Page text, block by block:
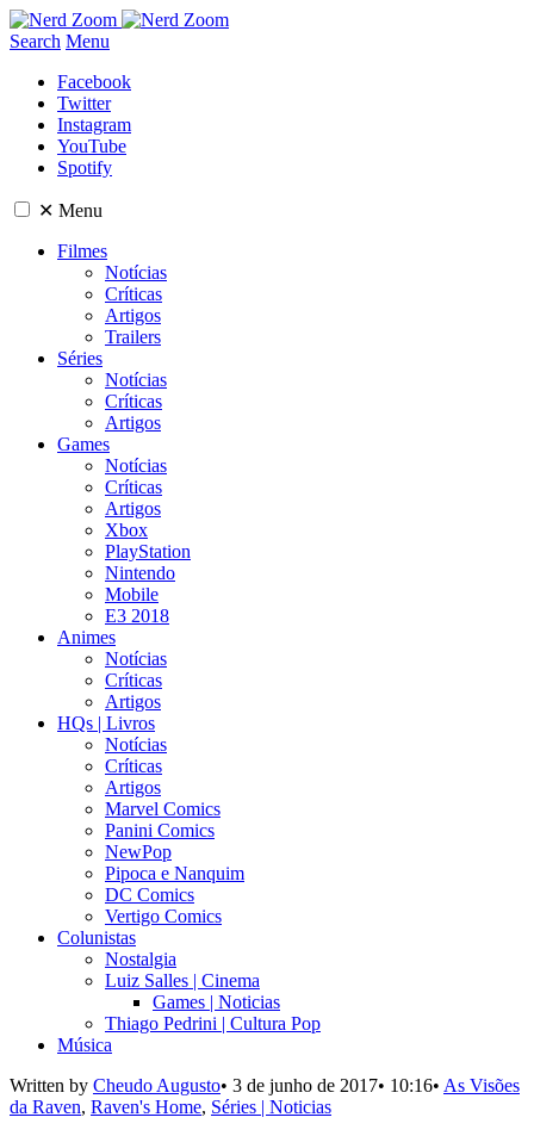
Search Menu
Facebook
Twitter
Instagram
YouTube
Spotify
✕ Menu
Filmes
Notícias
Críticas
Artigos
Trailers
Séries
Notícias
Críticas
Artigos
Games
Notícias
Críticas
Artigos
Xbox
PlayStation
Nintendo
Mobile
E3 2018
Animes
Notícias
Críticas
Artigos
HQs | Livros
Notícias
Críticas
Artigos
Marvel Comics
Panini Comics
NewPop
Pipoca e Nanquim
DC Comics
Vertigo Comics
Colunistas
Nostalgia
Luiz Salles | Cinema
Games | Noticias
Thiago Pedrini | Cultura Pop
Música
Written by Cheudo Augusto• 3 de junho de 2017• 10:16• As Visões
da Raven, Raven's Home, Séries | Noticias